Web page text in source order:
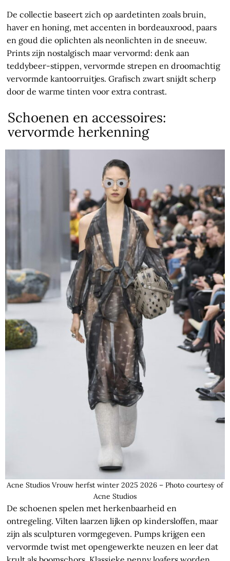
De collectie baseert zich op aardetinten zoals bruin,
haver en honing, met accenten in bordeauxrood, paars
en goud die oplichten als neonlichten in de sneeuw.
Prints zijn nostalgisch maar vervormd: denk aan
teddybeer-stippen, vervormde strepen en droomachtig
vervormde kantoorruitjes. Grafisch zwart snijdt scherp
door de warme tinten voor extra contrast.
Schoenen en accessoires:
vervormde herkenning
Acne Studios Vrouw herfst winter 2025 2026 – Photo courtesy of
Acne Studios
De schoenen spelen met herkenbaarheid en
ontregeling. Vilten laarzen lijken op kindersloffen, maar
zijn als sculpturen vormgegeven. Pumps krijgen een
vervormde twist met opengewerkte neuzen en leer dat